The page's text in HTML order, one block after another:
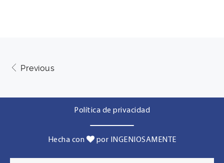
Previous
Política de privacidad
Hecha con por INGENIOSAMENTE